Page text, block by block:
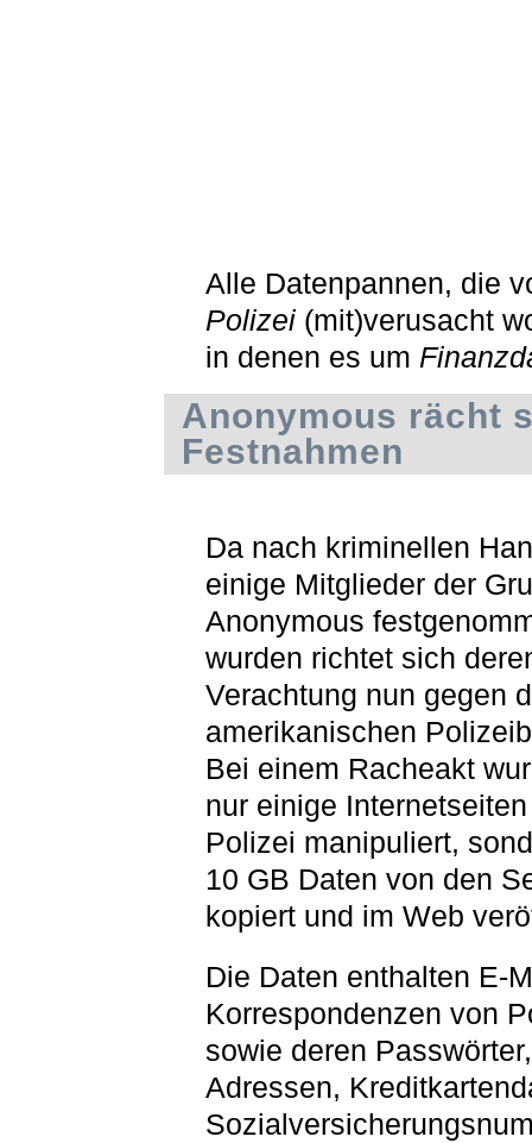
Alle Datenpannen, die
Polizei(mit)verusacht
in denen es um
Anonymous rächt
Festnahmen
Da nach kriminellen
einige Mitglieder der
Anonymous
wurden richtet sich
Verachtung nun gegen
amerikanischen
Bei einem Racheakt
nur einige
Polizei manipuliert,
10 GB Daten von den
kopiert und im Web
Die Daten enthalten E-
Korrespondenzen von
sowie deren Passwörter,
Adressen,